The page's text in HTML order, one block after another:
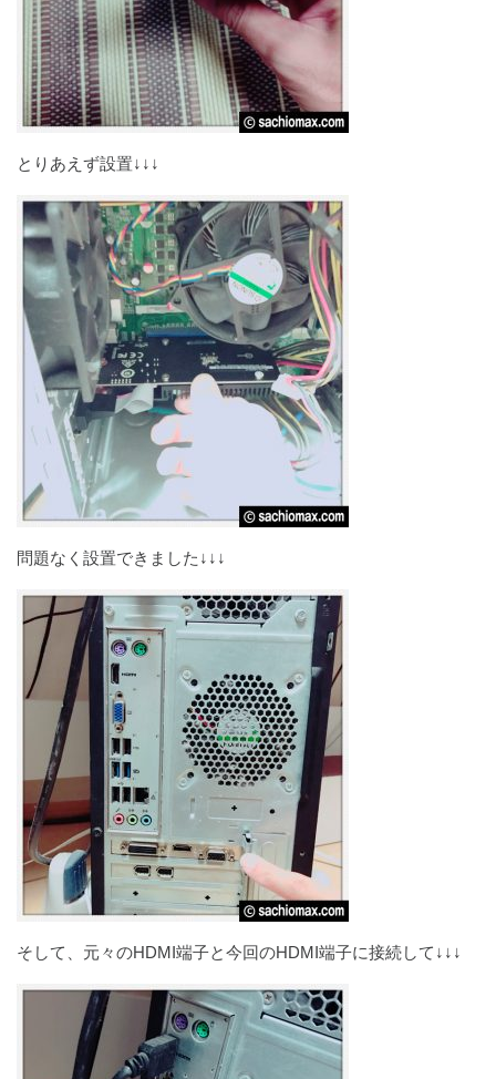
とりあえず設置↓↓↓
問題なく設置できました↓↓↓
そして、元々のHDMI端子と今回のHDMI端子に接続して↓↓↓